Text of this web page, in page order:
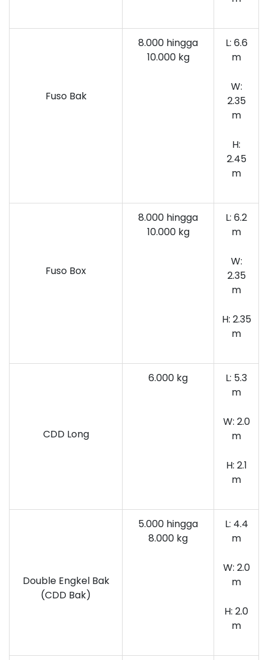
Fuso Bak
8.000 hingga
10.000kg
L: 6.6
m
W:
2.35
m
H:
2.45
m
Fuso Box
8.000 hingga
10.000 kg
L: 6.2
m
W:
2.35
m
H: 2.35
m
CDD Long
6.000 kg
L: 5.3
m
W: 2.0
m
H: 2.1
m
Double Engkel Bak
(CDD Bak)
5.000 hingga
8.000 kg
L: 4.4
m
W: 2.0
m
H: 2.0
m